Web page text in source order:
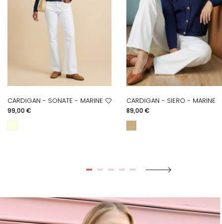
CARDIGAN - SONATE - MARINE
Prix
99,00 €
CARDIGAN - SIERO - MARINE
Prix
89,00 €